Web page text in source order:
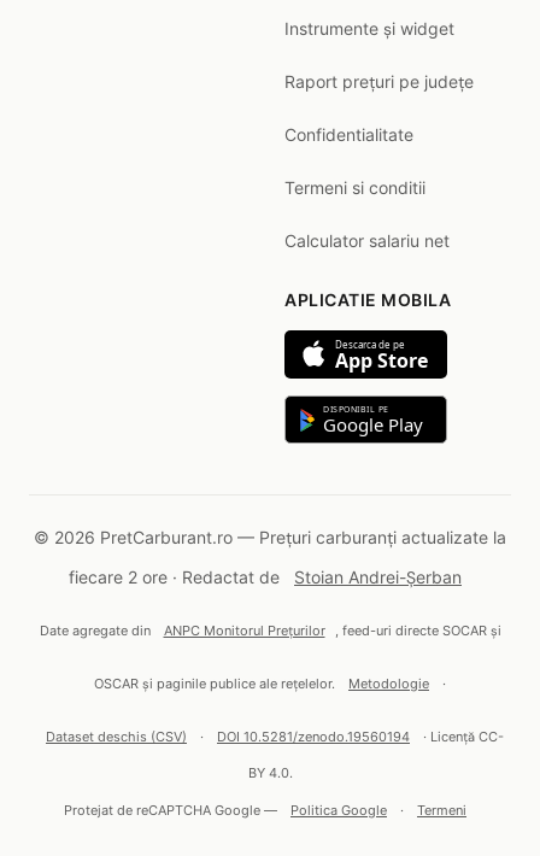
Instrumente și widget
Raport prețuri pe județe
Confidentialitate
Termeni si conditii
Calculator salariu net
APLICATIE MOBILA
Descarca de pe
App Store
DISPONIBIL PE
Google Play
© 2026 PretCarburant.ro — Prețuri carburanți actualizate la
fiecare 2 ore · Redactat de
Stoian Andrei-Șerban
Date agregate din ANPC Monitorul Prețurilor , feed-uri directe SOCAR și
OSCAR și paginile publice ale rețelelor. Metodologie ·
Dataset deschis (CSV) · DOI 10.5281/zenodo.19560194 · Licență CC-
BY 4.0.
Protejat de reCAPTCHA Google — Politica Google · Termeni